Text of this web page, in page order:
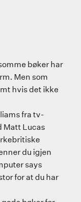
bøker har
Men som
hvis det ikke
fra tv-
Matt Lucas
du igjen
says
for at du har